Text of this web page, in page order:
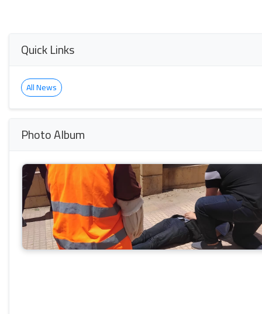
Quick Links
All News
Photo Album